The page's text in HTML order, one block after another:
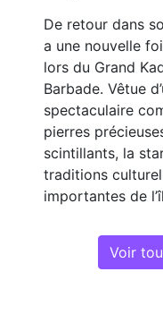
De retour dans
a une nouvelle
lors du Grand
Barbade. Vêtue
spectaculaire
pierres
scintillants, la
traditions
importantes de
Voir